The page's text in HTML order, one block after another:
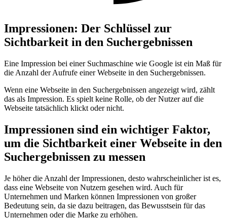
Impressionen: Der Schlüssel zur
Sichtbarkeit in den Suchergebnissen
Eine Impression bei einer Suchmaschine wie Google ist ein Maß für
die Anzahl der Aufrufe einer Webseite in den Suchergebnissen.
Wenn eine Webseite in den Suchergebnissen angezeigt wird, zählt
das als Impression. Es spielt keine Rolle, ob der Nutzer auf die
Webseite tatsächlich klickt oder nicht.
Impressionen sind ein wichtiger Faktor,
um die Sichtbarkeit einer Webseite in den
Suchergebnissen zu messen
Je höher die Anzahl der Impressionen, desto wahrscheinlicher ist es,
dass eine Webseite von Nutzern gesehen wird. Auch für
Unternehmen und Marken können Impressionen von großer
Bedeutung sein, da sie dazu beitragen, das Bewusstsein für das
Unternehmen oder die Marke zu erhöhen.